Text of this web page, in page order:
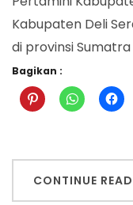
Kabupaten Deli
di provinsi
Bagikan :
CONTINUE